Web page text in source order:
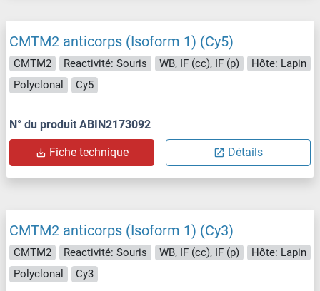
CMTM2 anticorps (Isoform 1) (Cy5)
CMTM2 Reactivité: Souris WB, IF (cc), IF (p)
Hôte: Lapin
Polyclonal
Cy5
N° du produit ABIN2173092
Fiche technique Détails
CMTM2 anticorps (Isoform 1) (Cy3)
CMTM2 Reactivité: Souris WB, IF (cc), IF (p)
Hôte: Lapin
Polyclonal
Cy3